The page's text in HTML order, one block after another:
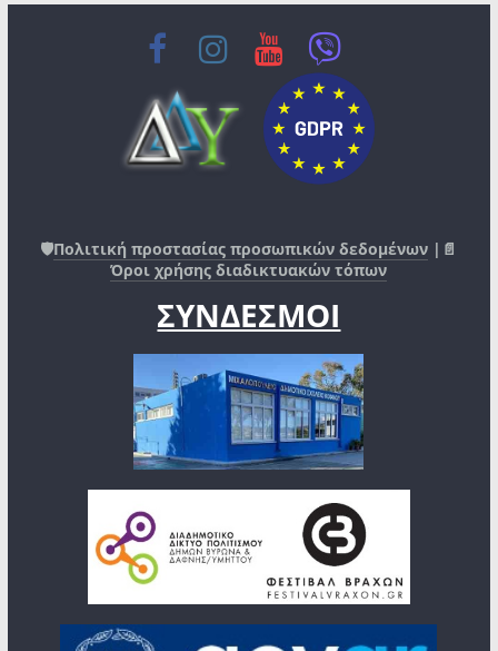
🛡️Πολιτική προστασίας προσωπικών δεδομένων |📄
Όροι χρήσης διαδικτυακών τόπων
ΣΥΝΔΕΣΜΟΙ